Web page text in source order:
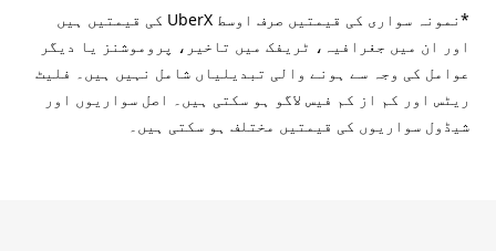
*نمونہ سواری کی قیمتیں صرف اوسط UberX کی قیمتیں ہیں
اور ان میں جغرافیہ، ٹریفک میں تاخیر، پروموشنز یا دیگر
عوامل کی وجہ سے ہونے والی تبدیلیاں شامل نہیں ہیں۔ فلیٹ
ریٹس اور کم از کم فیس لاگو ہو سکتی ہیں۔ اصل سواریوں اور
شیڈول سواریوں کی قیمتیں مختلف ہو سکتی ہیں۔